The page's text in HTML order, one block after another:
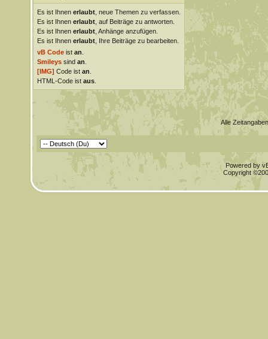
Es ist Ihnen erlaubt, neue Themen zu verfassen.
Es ist Ihnen erlaubt, auf Beiträge zu antworten.
Es ist Ihnen erlaubt, Anhänge anzufügen.
Es ist Ihnen erlaubt, Ihre Beiträge zu bearbeiten.
vB Codeist an
Smileyssind an
[IMG] Code ist an
HTML-Code ist aus.
Alle
Powered by
Copyright